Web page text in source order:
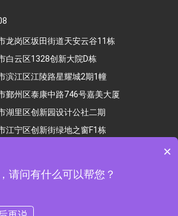
龙岗区坂田街道天安云谷11栋
白云区1328创新大院D栋
滨江区江陵路星耀城2期1幢
鄞州区泰康中路746号嘉美大厦
湖里区创新园设计公社二期
江宁区创新街绿地之窗F1栋
×
请问有什么可以帮您？